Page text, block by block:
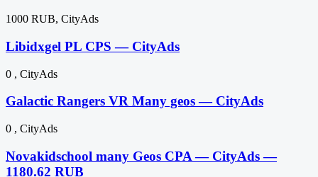
1000 RUB, CityAds
Libidxgel PL CPS — CityAds
0 , CityAds
Galactic Rangers VR Many geos — CityAds
0 , CityAds
Novakidschool many Geos CPA — CityAds —
1180.62 RUB